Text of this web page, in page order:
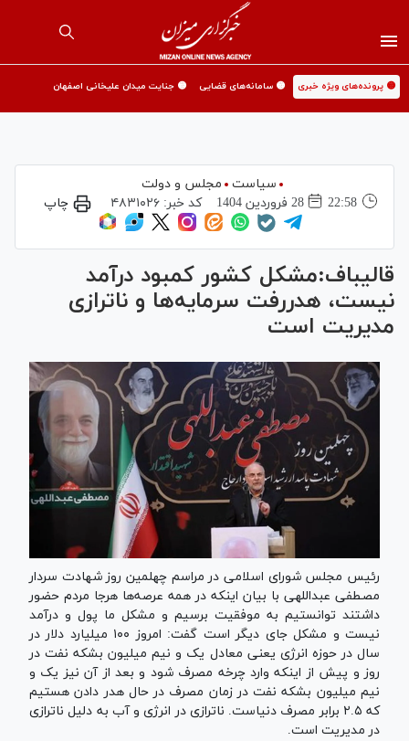
🟡 پرونده‌های ویژه خبری 🟡 سامانه‌های قضایی 🟡 جنایت میدان علیخانی اصفهان
سیاست
مجلس و دولت
22:58
28 فروردين 1404 کد خبر:۴۸۳۱۰۲۶ چاپ
قالیباف:مشکل کشور کمبود درآمد
نیست، هدررفت سرمایه‌ها و ناترازی
مدیریت است
رئیس مجلس شورای اسلامی در مراسم چهلمین روز شهادت سردار
مصطفی عبداللهی با بیان اینکه در همه عرصه‌ها هرجا مردم حضور
داشتند توانستیم به موفقیت برسیم و مشکل ما پول و درآمد
نیست و مشکل جای دیگر است گفت: امروز ۱۰۰ میلیارد دلار در
سال در حوزه انرژی یعنی معادل یک و نیم میلیون بشکه نفت در
روز و پیش از اینکه وارد چرخه مصرف شود و بعد از آن نیز یک و
نیم میلیون بشکه نفت در زمان مصرف در حال هدر دادن هستیم
که ۲.۵ برابر مصرف دنیاست. ناترازی در انرژی و آب به دلیل ناترازی
در مدیریت است.